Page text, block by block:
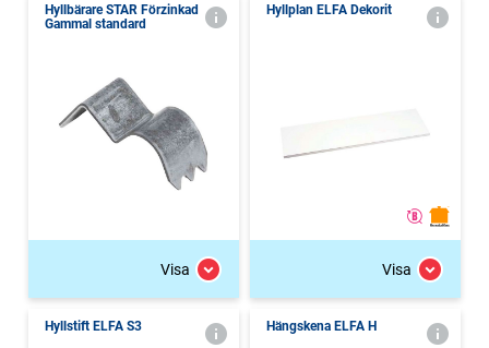
Hyllbärare STAR Förzinkad
Gammal standard
Visa
Hyllplan ELFA Dekorit
Visa
Hyllstift ELFA S3 Hängskena ELFA H